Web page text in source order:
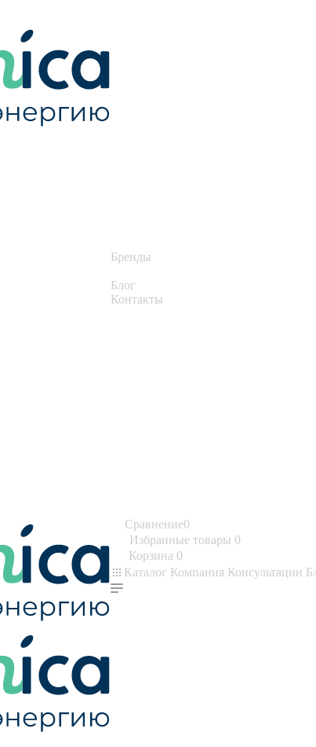
Бренды
Блог
Контакты
Сравнение0
Избранные товары 0
Корзина 0
Каталог Компания Консультации